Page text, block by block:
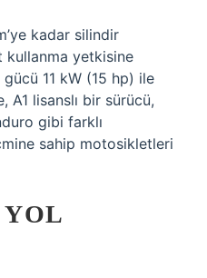
kadar silindir
kullanma yetkisine
11 kW (15 hp) ile
A1 lisanslı bir sürücü,
gibi farklı
sahip motosikletleri
YOL